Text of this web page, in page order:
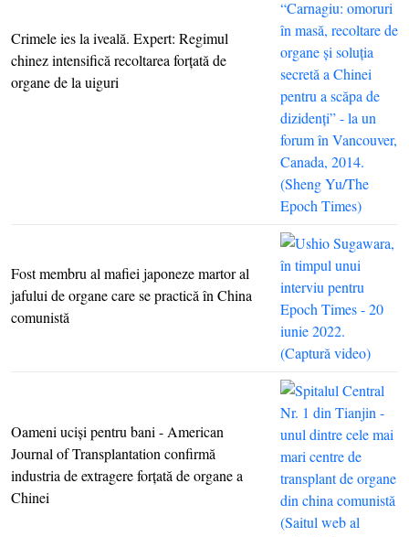
Crimele ies la iveală. Expert: Regimul
chinez intensifică recoltarea forţată de
organe de la uiguri
Fost membru al mafiei japoneze martor al
jafului de organe care se practică în China
comunistă
Oameni ucişi pentru bani - American
Journal of Transplantation confirmă
industria de extragere forţată de organe a
Chinei